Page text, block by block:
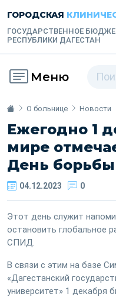
ГОРОДСКАЯ
ГОСУДАРСТВЕННОЕ
РЕСПУБЛИКИ ДАГЕСТАН
Меню
О больнице Новости
Ежегодно 1
мире
День
04.12.2023 0
Этот день служит
остановить глобальное
СПИД.
В связи с этим на базе
«Дагестанский
университет» 1 декабря